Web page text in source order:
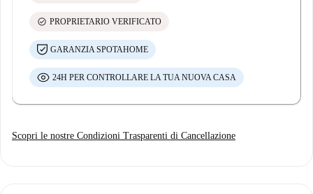
check_circle PROPRIETARIO VERIFICATO
GARANZIA SPOTAHOME
24H PER CONTROLLARE LA TUA NUOVA CASA
Scopri le nostre Condizioni Trasparenti di Cancellazione